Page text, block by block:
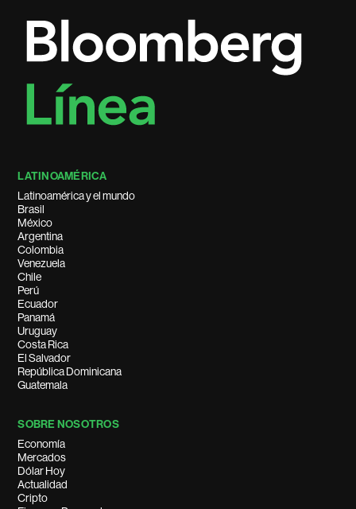
LATINOAMÉRICA
Latinoamérica y el mundo
Brasil
México
Argentina
Colombia
Venezuela
Chile
Perú
Ecuador
Panamá
Uruguay
Costa Rica
El Salvador
República Dominicana
Guatemala
SOBRE NOSOTROS
Economía
Mercados
Dólar Hoy
Actualidad
Cripto